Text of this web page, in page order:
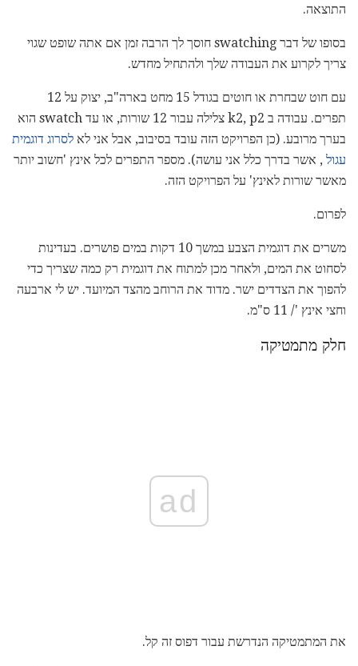
התוצאה.
בסופו של דבר swatching חוסך לך הרבה זמן אם אתה שופט שגוי
צריך לקרוע את העבודה שלך ולהתחיל מחדש.
עם חוט שבחרת או חוטים בגודל 15 מחט בארה"ב, יצוק על 12
תפרים. עבודה ב k2, p2 צלילה עבור 12 שורות, או עד swatch הוא
בערך מרובע. (כן הפרויקט הזה עובד בסיבוב, אבל אני לא לסרוג דוגמית
עגול , אשר בדרך כלל אני עושה). מספר התפרים לכל אינץ 'חשוב יותר
מאשר שורות לאינץ' על הפרויקט הזה.
לפרום.
משרים את דוגמית הצבע במשך 10 דקות במים פושרים. בעדינות
לסחוט את המים, ולאחר מכן למתוח את דוגמית רק כמה שצריך כדי
להפוך את הצדדים ישר. מדוד את הרוחב מהצד המיועד. יש לי ארבעה
וחצי אינץ '/ 11 ס"מ.
חלק מתמטיקה
ad
את המתמטיקה הנדרשת עבור דפוס זה קל.